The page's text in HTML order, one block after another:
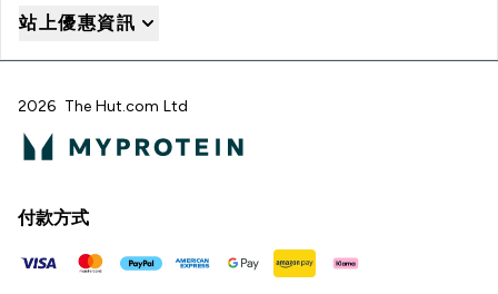
站上優惠資訊
2026 The Hut.com Ltd
付款方式